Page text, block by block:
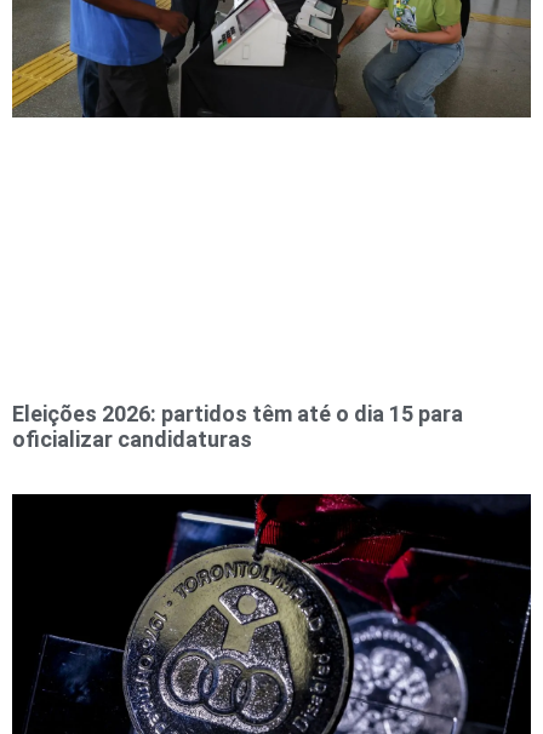
Eleições 2026: partidos têm até o dia 15 para
oficializar candidaturas